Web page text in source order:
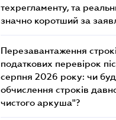
техрегламенту, та
значно коротший за
Перезавантаження
податкових перевірок
серпня 2026 року: чи
обчислення строків
чистого аркуша"?